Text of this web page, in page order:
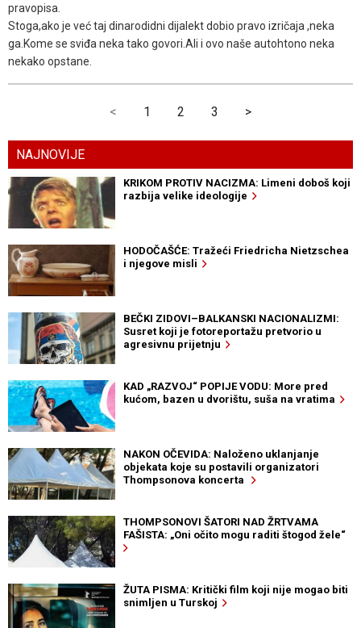
pravopisa.
Stoga,ako je već taj dinarodidni dijalekt dobio pravo izričaja ,neka
ga.Kome se sviđa neka tako govori.Ali i ovo naše autohtono neka
nekako opstane.
< 1 2 3 >
NAJNOVIJE
KRIKOM PROTIV NACIZMA: Limeni doboš koji
razbija velike ideologije
HODOČAŠĆE: Tražeći Friedricha Nietzschea
i njegove misli
BEČKI ZIDOVI–BALKANSKI NACIONALIZMI:
Susret koji je fotoreportažu pretvorio u
agresivnu prijetnju
KAD „RAZVOJ“ POPIJE VODU: More pred
kućom, bazen u dvorištu, suša na vratima
NAKON OČEVIDA: Naloženo uklanjanje
objekata koje su postavili organizatori
Thompsonova koncerta
THOMPSONOVI ŠATORI NAD ŽRTVAMA
FAŠISTA: „Oni očito mogu raditi štogod žele“
ŽUTA PISMA: Kritički film koji nije mogao biti
snimljen u Turskoj